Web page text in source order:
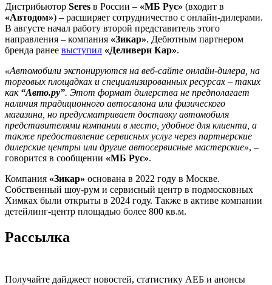
Дистрибьютор Seres в России – «МБ Рус» (входит в
«Автодом») – расширяет сотрудничество с онлайн-дилерами.
В августе начал работу второй представитель этого
направления – компания «Зикар». Дебютным партнером
бренда ранее выступил «Деливери Кар».
«Автомобили экспонируются на веб-сайте онлайн-дилера, на
торговых площадках и специализированных ресурсах – таких
как “Авто.ру”. Этот формат дилерства не предполагает
наличия традиционного автосалона или физического
магазина, но предусматривает доставку автомобиля
представителями компании в место, удобное для клиента, а
также предоставление сервисных услуг через партнерские
дилерские центры или другие автосервисные мастерские», –
говорится в сообщении «МБ Рус».
Компания «Зикар» основана в 2022 году в Москве.
Собственный шоу-рум и сервисный центр в подмосковных
Химках были открыты в 2024 году. Также в активе компании
детейлинг-центр площадью более 800 кв.м.
Рассылка
Получайте дайджест новостей, статистику АЕБ и анонсы